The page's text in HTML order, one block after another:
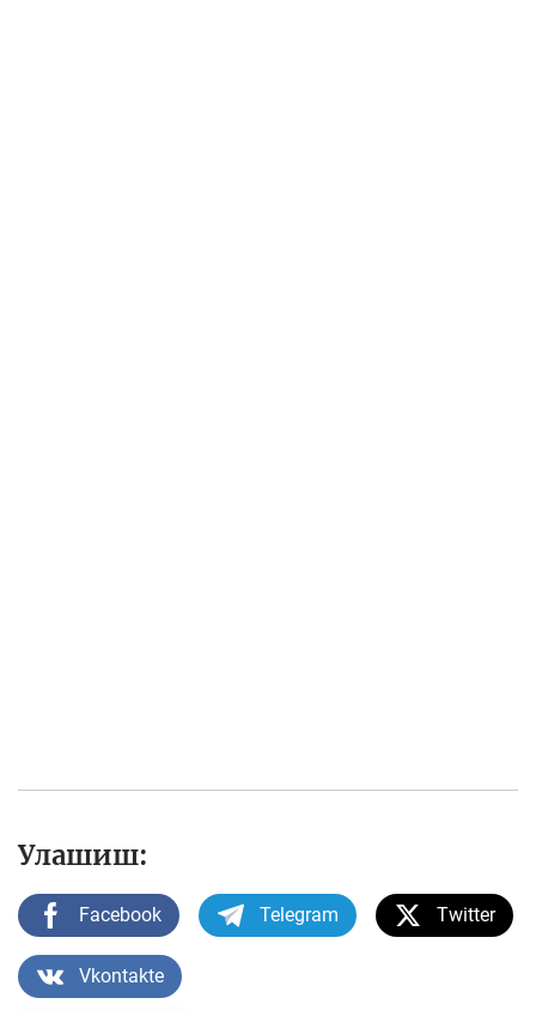
Улашиш:
Facebook Telegram Twitter
Vkontakte